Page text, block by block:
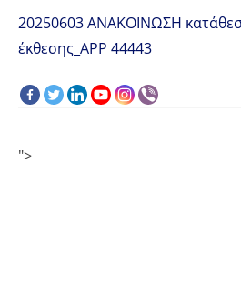
20250603 ΑΝΑΚΟΙΝΩΣΗ
έκθεσης_APP 44443
">